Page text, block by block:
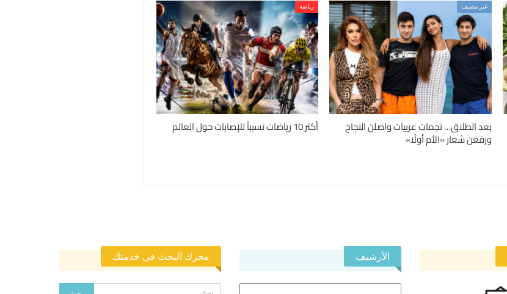
غير مصنف
بعد الطلاق… نجمات عربيات واصلن النجاح
ورفعن شعار «الأم أولًا»
رياضة
أكثر 10 رياضات تسبباً للإصابات حول العالم
الأرشيف محرك البحث في خدمتك